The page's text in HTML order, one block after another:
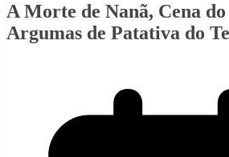
A Morte de Nanã, Cena do
Argumas de Patativa do